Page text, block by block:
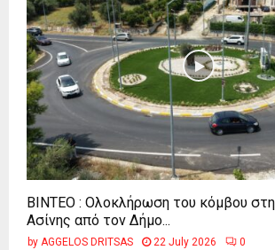
ΒΙΝΤΕΟ : Ολοκλήρωση του κόμβου
Ασίνης από τον Δήμο...
by AGGELOS DRITSAS 22 July 2026 0